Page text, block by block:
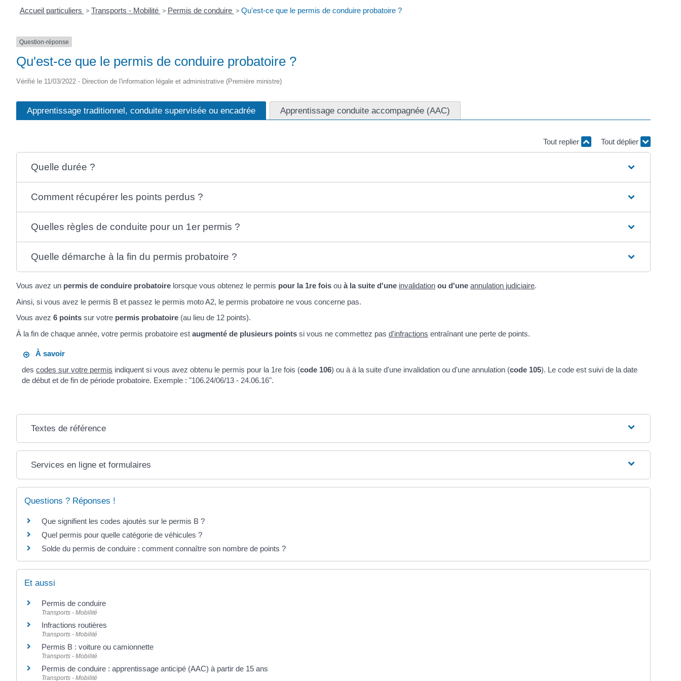
Accueil particuliers > Transports - Mobilité > Permis de conduire > Qu'est-ce que le permis de conduire probatoire ?
Question-réponse
Qu'est-ce que le permis de conduire probatoire ?
Vérifié le 11/03/2022 - Direction de l'information légale et administrative (Première ministre)
Apprentissage traditionnel, conduite supervisée ou encadrée Apprentissage conduite accompagnée (AAC)
Tout replier Tout déplier
Quelle durée ?
Comment récupérer les points perdus ?
Quelles règles de conduite pour un 1er permis ?
Quelle démarche à la fin du permis probatoire ?
Vous avez un permis de conduire probatoire lorsque vous obtenez le permis pour la 1re fois ou à la suite d'une invalidation ou d'une annulation judiciaire.
Ainsi, si vous avez le permis B et passez le permis moto A2, le permis probatoire ne vous concerne pas.
Vous avez 6 points sur votre permis probatoire (au lieu de 12 points).
À la fin de chaque année, votre permis probatoire est augmenté de plusieurs points si vous ne commettez pas d'infractions entraînant une perte de points.
À savoir
descodes sur votre permis indiquent si vous avez obtenu le permis pour la 1re fois (code 106) ou à à la suite d'une invalidation ou d'une annulation (code 105). Le code est suivi de la date
de début et de fin de période probatoire. Exemple : "106.24/06/13 - 24.06.16".
Textes de référence
Services en ligne et formulaires
Questions ? Réponses !
Que signifient les codes ajoutés sur le permis B ?
Quel permis pour quelle catégorie de véhicules ?
Solde du permis de conduire : comment connaître son nombre de points ?
Et aussi
Permis de conduire
Transports - Mobilité
Infractions routières
Transports - Mobilité
Permis B : voiture ou camionnette
Transports - Mobilité
Permis de conduire : apprentissage anticipé (AAC) à partir de 15 ans
Transports - Mobilité